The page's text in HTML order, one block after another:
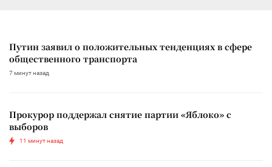
Путин заявил о положительных тенденциях в сфере
общественного транспорта
7 минут назад
Прокурор поддержал снятие партии «Яблоко» с
выборов
11 минут назад